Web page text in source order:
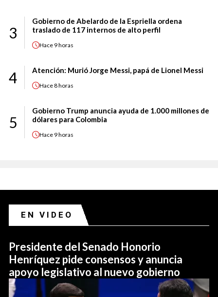
3
Gobierno de Abelardo de la Espriella ordena
traslado de 117 internos de alto perfil
Hace 9 horas
4 Atención: Murió Jorge Messi, papá de Lionel Messi
Hace8 horas
5
Gobierno Trump anuncia ayuda de 1.000 millones de
dólares para Colombia
Hace 9 horas
EN VIDEO
Presidente del Senado Honorio
Henríquez pide consensos y anuncia
apoyo legislativo al nuevo gobierno